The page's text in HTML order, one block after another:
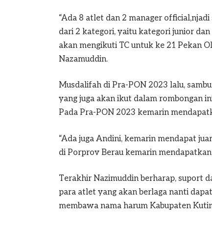
“Ada 8 atlet dan 2 manager
dari 2 kategori, yaitu kategori junior
akan mengikuti TC untuk ke 21 Pekan
Nazamuddin.
Musdalifah di Pra-PON 2023 lalu,
yang juga akan ikut dalam rombongan
Pada Pra-PON 2023 kemarin
“Ada juga Andini, kemarin mendapat
di Porprov Berau kemarin mendapatkan
Terakhir Nazimuddin berharap, suport
para atlet yang akan berlaga nanti
membawa nama harum Kabupaten